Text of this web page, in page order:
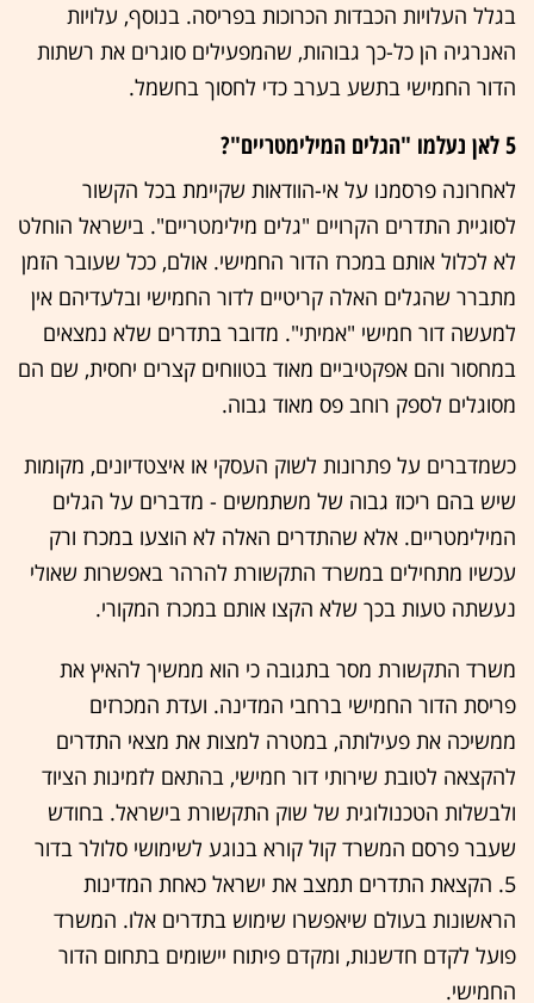
בגלל העלויות הכבדות הכרוכות בפריסה. בנוסף, עלויות
האנרגיה הן כל-כך גבוהות, שהמפעילים סוגרים את רשתות
הדור החמישי בתשע בערב כדי לחסוך בחשמל.
5 לאן נעלמו "הגלים המילימטריים"?
לאחרונה פרסמנו על אי-הוודאות שקיימת בכל הקשור
לסוגיית התדרים הקרויים "גלים מילימטריים". בישראל הוחלט
לא לכלול אותם במכרז הדור החמישי. אולם, ככל שעובר הזמן
מתברר שהגלים האלה קריטיים לדור החמישי ובלעדיהם אין
למעשה דור חמישי "אמיתי". מדובר בתדרים שלא נמצאים
במחסור והם אפקטיביים מאוד בטווחים קצרים יחסית, שם הם
מסוגלים לספק רוחב פס מאוד גבוה.
כשמדברים על פתרונות לשוק העסקי או איצטדיונים, מקומות
שיש בהם ריכוז גבוה של משתמשים - מדברים על הגלים
המילימטריים. אלא שהתדרים האלה לא הוצעו במכרז ורק
עכשיו מתחילים במשרד התקשורת להרהר באפשרות שאולי
נעשתה טעות בכך שלא הקצו אותם במכרז המקורי.
משרד התקשורת מסר בתגובה כי הוא ממשיך להאיץ את
פריסת הדור החמישי ברחבי המדינה. ועדת המכרזים
ממשיכה את פעילותה, במטרה למצות את מצאי התדרים
להקצאה לטובת שירותי דור חמישי, בהתאם לזמינות הציוד
ולבשלות הטכנולוגית של שוק התקשורת בישראל. בחודש
שעבר פרסם המשרד קול קורא בנוגע לשימושי סלולר בדור
5. הקצאת התדרים תמצב את ישראל כאחת המדינות
הראשונות בעולם שיאפשרו שימוש בתדרים אלו. המשרד
פועל לקדם חדשנות, ומקדם פיתוח יישומים בתחום הדור
החמישי.